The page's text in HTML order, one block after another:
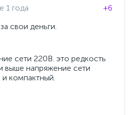
1 года
+6
свои деньги.
сети 220В. это редкость
выше напряжение сети
компактный.